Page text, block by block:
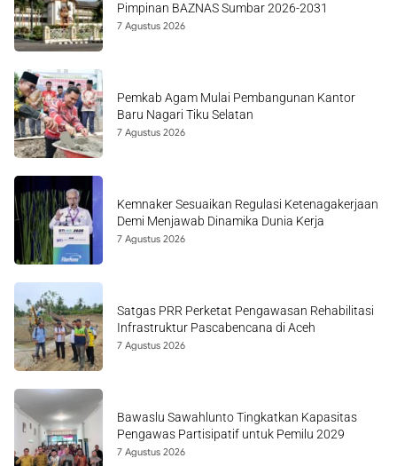
Pimpinan BAZNAS Sumbar 2026-2031
7 Agustus 2026
Pemkab Agam Mulai Pembangunan Kantor
Baru Nagari Tiku Selatan
7 Agustus 2026
Kemnaker Sesuaikan Regulasi Ketenagakerjaan
Demi Menjawab Dinamika Dunia Kerja
7 Agustus 2026
Satgas PRR Perketat Pengawasan Rehabilitasi
Infrastruktur Pascabencana di Aceh
7 Agustus 2026
Bawaslu Sawahlunto Tingkatkan Kapasitas
Pengawas Partisipatif untuk Pemilu 2029
7 Agustus 2026